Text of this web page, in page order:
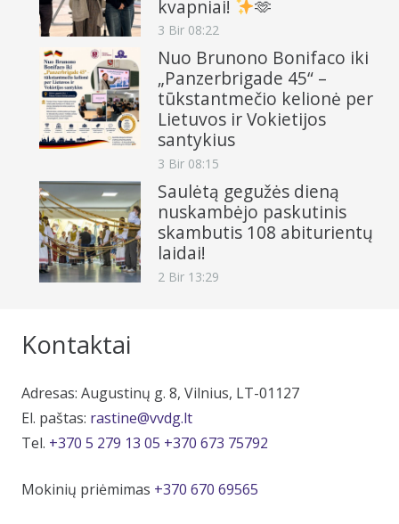
kvapniai!
🫶
3 Bir 08:22
Nuo Brunono Bonifaco iki
„Panzerbrigade 45“ –
tūkstantmečio kelionė per
Lietuvos ir Vokietijos
santykius
3 Bir 08:15
Saulėtą gegužės dieną
nuskambėjo paskutinis
skambutis 108 abiturientų
laidai!
2 Bir 13:29
Kontaktai
Adresas: Augustinų g. 8, Vilnius, LT-01127
El. paštas: rastine@vvdg.lt
Tel. +370 5 279 13 05 +370 673 75792
Mokinių priėmimas +370 670 69565